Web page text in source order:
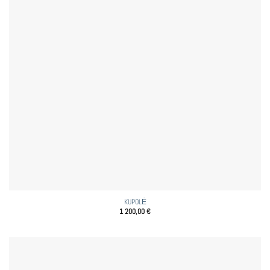
KUPOLĖ
1 200,00€